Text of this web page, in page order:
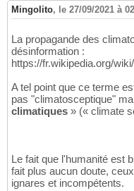
Mingolito, le 27/09/2021 à
La propagande des
désinformation :
https://fr.wikipedia.org/
A tel point que ce terme
pas "climatosceptique"
climatiques » (« climate
Le fait que l'humanité est
fait plus aucun doute,
ignares et incompétents.